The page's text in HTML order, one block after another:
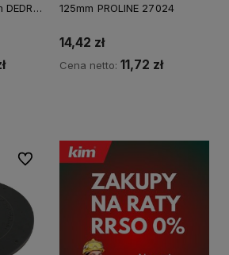
125mm PROLINE 27024
14,42 zł
Cena netto: 11,72 zł
Do ulubionych